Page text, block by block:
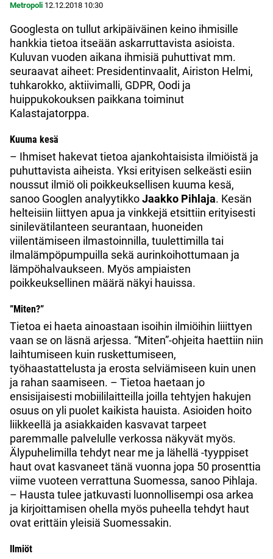
Metropoli 12.12.2018 10:30
Googlesta on tullut arkipäiväinen keino ihmisille
hankkia tietoa itseään askarruttavista asioista.
Kuluvan vuoden aikana ihmisiä puhuttivat mm.
seuraavat aiheet: Presidentinvaalit, Airiston Helmi,
tuhkarokko, aktiivimalli, GDPR, Oodi ja
huippukokouksen paikkana toiminut
Kalastajatorppa.
Kuuma kesä
– Ihmiset hakevat tietoa ajankohtaisista ilmiöistä ja
puhuttavista aiheista. Yksi erityisen selkeästi esiin
noussut ilmiö oli poikkeuksellisen kuuma kesä,
sanoo Googlen analyytikkoJaakko Pihlaja. Kesän
helteisiin liittyen apua ja vinkkejä etsittiin erityisesti
sinilevätilanteen seurantaan, huoneiden
viilentämiseen ilmastoinnilla, tuulettimilla tai
ilmalämpöpumpuilla sekä aurinkoihottumaan ja
lämpöhalvaukseen. Myös ampiaisten
poikkeuksellinen määrä näkyi hauissa.
”Miten?”
Tietoa ei haeta ainoastaan isoihin ilmiöihin liiittyen
vaan se on läsnä arjessa. “Miten”-ohjeita haettiin niin
laihtumiseen kuin ruskettumiseen,
työhaastattelusta ja erosta selviämiseen kuin unen
ja rahan saamiseen. – Tietoa haetaan jo
ensisijaisesti mobiililaitteilla joilla tehtyjen hakujen
osuus on yli puolet kaikista hauista. Asioiden hoito
liikkeellä ja asiakkaiden kasvavat tarpeet
paremmalle palvelulle verkossa näkyvät myös.
Älypuhelimilla tehdyt near me ja lähellä -tyyppiset
haut ovat kasvaneet tänä vuonna jopa 50 prosenttia
viime vuoteen verrattuna Suomessa, sanoo Pihlaja.
– Hausta tulee jatkuvasti luonnollisempi osa arkea
ja kirjoittamisen ohella myös puheella tehdyt haut
ovat erittäin yleisiä Suomessakin.
Ilmiöt